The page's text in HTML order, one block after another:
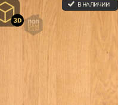
В НАЛИЧИИ